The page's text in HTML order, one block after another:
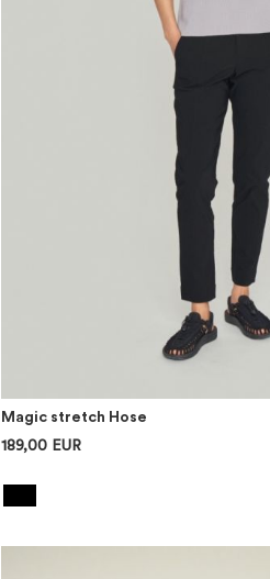
Magic stretch Hose
189,00 EUR